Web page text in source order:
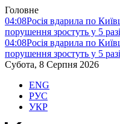
Головне
04:08Росія вдарила по
порушення зростуть у 5
04:08Росія вдарила по
порушення зростуть у 5
Субота, 8 Серпня 2026
ENG
РУС
УКР